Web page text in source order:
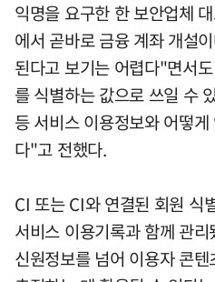
익명을 요구한 한 보안업체
에서 곧바로 금융 계좌 개설
된다고 보기는 어렵다"면서
를 식별하는 값으로 쓰일 수
등 서비스 이용정보와 어떻
다"고 전했다.
CI 또는 CI와 연결된 회원 식
서비스 이용기록과 함께 관
신원정보를 넘어 이용자 콘